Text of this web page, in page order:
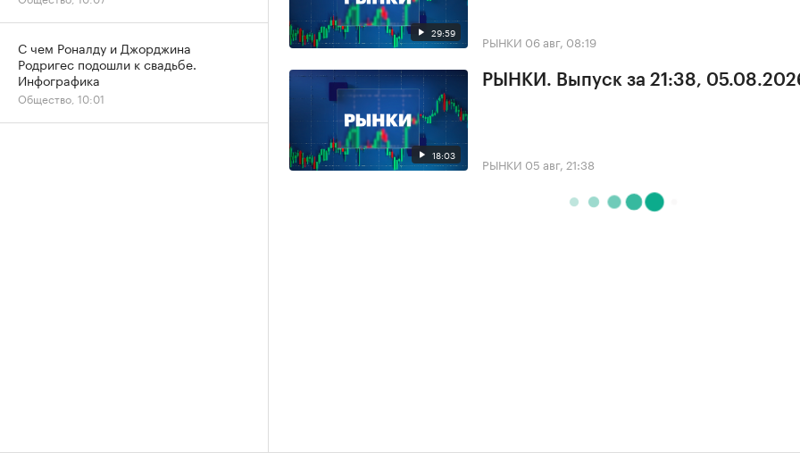
29:59 РЫНКИ 06 авг, 08:19
18:03
РЫНКИ. Выпуск за 21:38,
РЫНКИ 05 авг, 21:38
С чем Роналду и Джорджина
Родригес подошли к свадьбе.
Инфографика
Общество, 10:01